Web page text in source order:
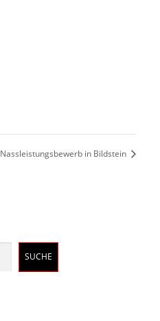
Nassleistungsbewerb in Bildstein
SUCHE